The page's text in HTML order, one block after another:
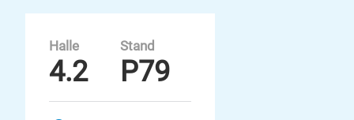
Halle
4.2
Stand
P79